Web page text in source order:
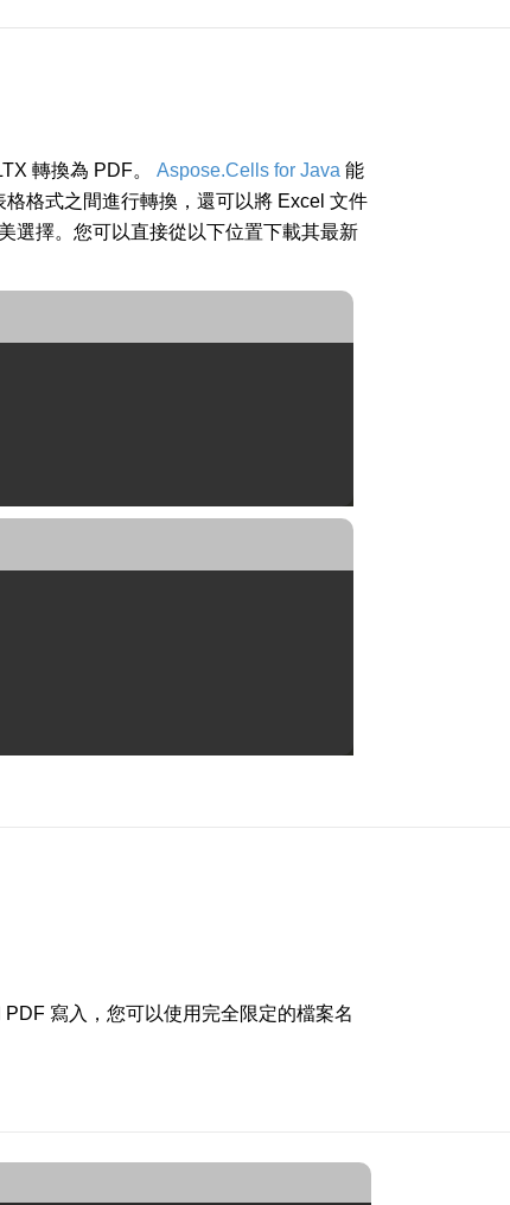
轉換為 PDF。 Aspose.Cells for Java 能
格式之間進行轉換，還可以將 Excel 文件
選擇。您可以直接從以下位置下載其最新
寫入，您可以使用完全限定的檔案名